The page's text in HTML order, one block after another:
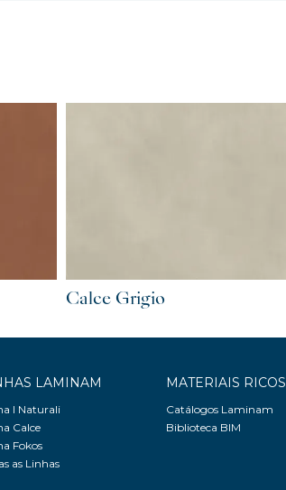
Calce Grigio
LAMINAM
I Naturali
Calce
Fokos
as Linhas
MATERIAIS RICOS
Catálogos Laminam
Biblioteca BIM